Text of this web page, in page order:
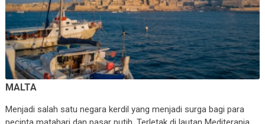
MALTA
Menjadi salah satu negara kerdil yang menjadi surga bagi para